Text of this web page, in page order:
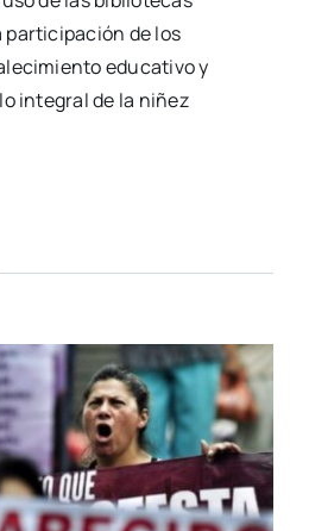
participación de los
educativo y
integral de la niñez